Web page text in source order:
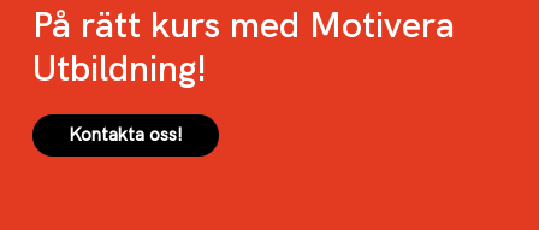
På rätt kurs med Motivera
Utbildning!
Kontakta oss!